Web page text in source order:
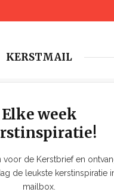
KERSTMAIL
Elke week
voor de Kerstbrief en
de leukste kerstinspiratie
mailbox.